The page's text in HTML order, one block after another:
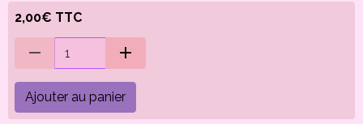
2,00€ TTC
Ajouter au panier